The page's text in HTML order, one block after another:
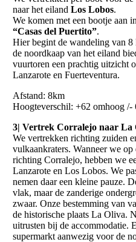
naar het eiland Los Lobos.
We komen met een bootje aan
“Casas del Puertito”.
Hier begint de wandeling van
de noordkaap van het eiland
vuurtoren een prachtig uitzicht
Lanzarote en Fuerteventura.
Afstand: 8km
Hoogteverschil: +62 omhoog /-
3| Vertrek Corralejo naar La
We vertrekken richting zuiden
vulkaankraters. Wanneer we
richting Corralejo, hebben we
Lanzarote en Los Lobos. We
nemen daar een kleine pauze.
vlak, maar de zanderige
zwaar. Onze bestemming van
de historische plaats La Oliva.
uitrusten bij de accommodatie.
supermarkt aanwezig voor de